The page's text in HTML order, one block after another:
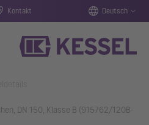
Kontakt Deutsch
DN 150, Klasse B (915762/120B-